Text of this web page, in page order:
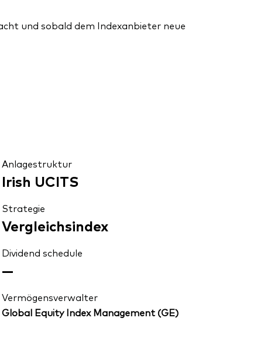
und sobald dem Indexanbieter neue
Anlagestruktur
Irish UCITS
Strategie
Vergleichsindex
Dividend schedule
—
Vermögensverwalter
Global Equity Index Management (GE)